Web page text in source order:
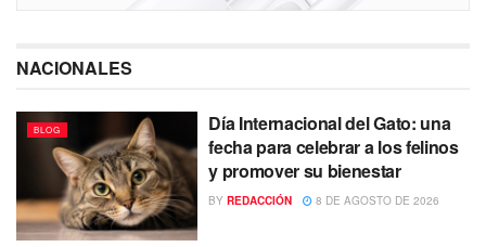
NACIONALES
BLOG
Día Internacional del Gato: una
fecha para celebrar a los felinos
y promover su bienestar
BY REDACCIÓN 8 DE AGOSTO DE 2026